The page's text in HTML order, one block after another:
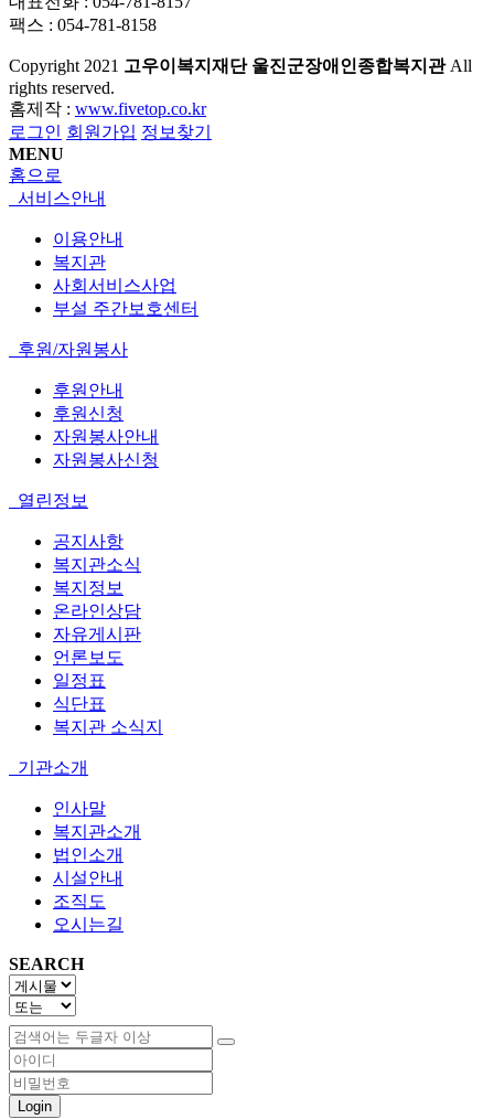
팩스 : 054-781-8158
Copyright 2021 고우이복지재단 울진군장애인종합복지관All
rights reserved.
홈제작 : www.fivetop.co.kr
로그인 회원가입 정보찾기
MENU
홈으로
서비스안내
이용안내
복지관
사회서비스사업
부설 주간보호센터
후원/자원봉사
후원안내
후원신청
자원봉사안내
자원봉사신청
열린정보
공지사항
복지관소식
복지정보
온라인상담
자유게시판
언론보도
일정표
식단표
복지관 소식지
기관소개
인사말
복지관소개
법인소개
시설안내
조직도
오시는길
SEARCH
Login